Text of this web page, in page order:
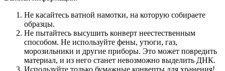
Не касайтесь ватной намотки, на которую собираете
образцы.
Не пытайтесь высушить конверт неестественным
способом. Не используйте фены, утюги, газ,
морозильники и другие приборы. Это может повредить
материал, и из него станет невозможно выделить ДНК.